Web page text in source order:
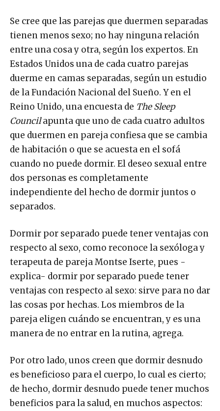
Se cree que las parejas que duermen separadas
tienen menos sexo; no hay ninguna relación
entre una cosa y otra, según los expertos. En
Estados Unidos una de cada cuatro parejas
duerme en camas separadas, según un estudio
de la Fundación Nacional del Sueño. Y en el
Reino Unido, una encuesta de The Sleep
Councilapunta que uno de cada cuatro adultos
que duermen en pareja confiesa que se cambia
de habitación o que se acuesta en el sofá
cuando no puede dormir. El deseo sexual entre
dos personas es completamente
independiente del hecho de dormir juntos o
separados.
Dormir por separado puede tener ventajas con
respecto al sexo, como reconoce la sexóloga y
terapeuta de pareja Montse Iserte, pues -
explica- dormir por separado puede tener
ventajas con respecto al sexo: sirve para no dar
las cosas por hechas. Los miembros de la
pareja eligen cuándo se encuentran, y es una
manera de no entrar en la rutina, agrega.
Por otro lado, unos creen que dormir desnudo
es beneficioso para el cuerpo, lo cual es cierto;
de hecho, dormir desnudo puede tener muchos
beneficios para la salud, en muchos aspectos: